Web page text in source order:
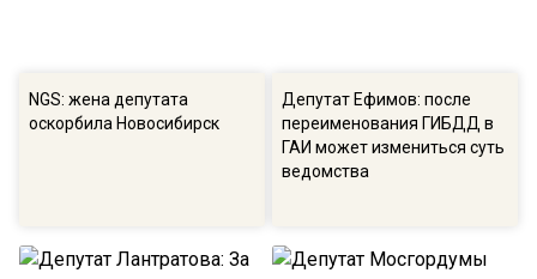
NGS: жена депутата
оскорбила Новосибирск
Депутат Ефимов: после
переименования ГИБДД в
ГАИ может измениться суть
ведомства